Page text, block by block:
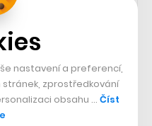
nastavení a preferencí,
zprostředkování
obsahu … Číst